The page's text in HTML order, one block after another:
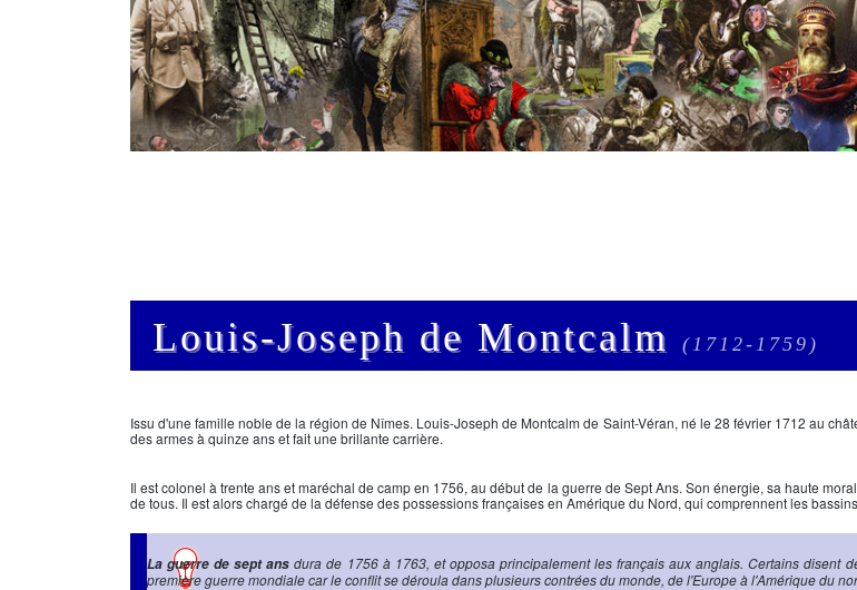
Louis-Joseph de Montcalm (1712-1759)
Issu d'une famille noble de la région de Nîmes. Louis-Joseph de Montcalm de Saint-Véran, né le 28 février 1712 au
des armes à quinze ans et fait une brillante carrière.
Il est colonel à trente ans et maréchal de camp en 1756, au début de la guerre de Sept Ans. Son énergie, sa haute
de tous. Il est alors chargé de la défense des possessions françaises en Amérique du Nord, qui comprennent les
La guerre de sept ans dura de 1756 à 1763, et opposa principalement les français aux anglais. Certains disent
première guerre mondiale car le conflit se déroula dans plusieurs contrées du monde, de l'Europe à l'Amérique du